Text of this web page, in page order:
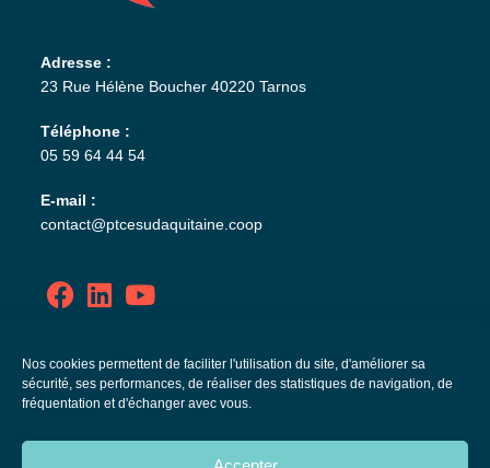
Nos cookies permettent de faciliter l'utilisation du site, d'améliorer sa
sécurité, ses performances, de réaliser des statistiques de navigation, de
fréquentation et d'échanger avec vous.
Adresse :
23 Rue Hélène Boucher 40220 Tarnos
Téléphone :
05 59 64 44 54
E-mail :
contact@ptcesudaquitaine.coop
Politique de confidentialité
Mentions légales
Plan de site